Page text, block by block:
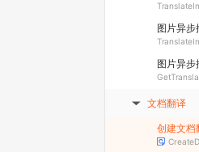
图片异步
图片异步
▶ 文档翻译
创建文档